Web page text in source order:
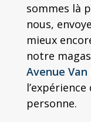
sommes là
nous,
mieux
notre
Avenue Van
personne.